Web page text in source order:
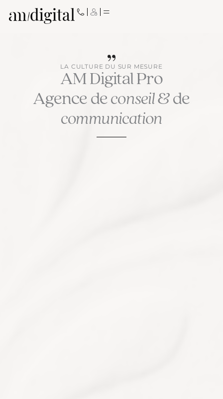
LA CULTURE DU SUR MESURE
AM Digital Pro
Agence deconseil& de
communication